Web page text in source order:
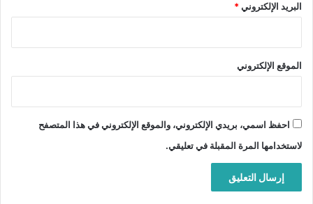
البريد الإلكتروني*
الموقع الإلكتروني
احفظ اسمي، بريدي الإلكتروني، والموقع الإلكتروني في هذا المتصفح
لاستخدامها المرة المقبلة في تعليقي.